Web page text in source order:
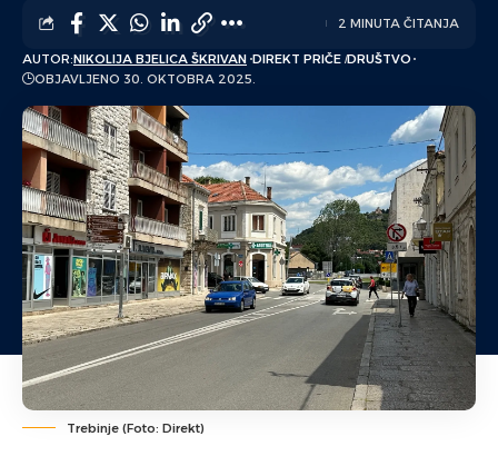
AUTOR:NIKOLIJA BJELICA ŠKRIVAN DIREKT PRIČE DRUŠTVO
OBJAVLJENO 30. OKTOBRA 2025.
2 MINUTA ČITANJA
Trebinje (Foto: Direkt)